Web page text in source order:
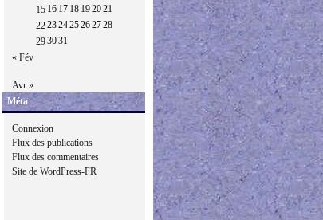
15 16 17 18 192021
22232425262728
293031
« Fév
Avr »
Méta
Connexion
Flux des publications
Flux des commentaires
Site de WordPress-FR